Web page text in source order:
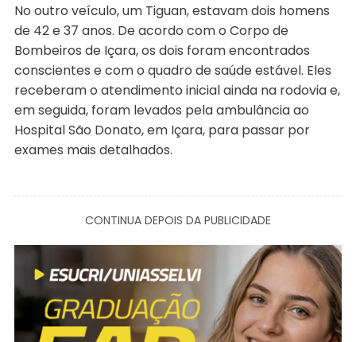
No outro veículo, um Tiguan, estavam dois homens
de 42 e 37 anos. De acordo com o Corpo de
Bombeiros de Içara, os dois foram encontrados
conscientes e com o quadro de saúde estável. Eles
receberam o atendimento inicial ainda na rodovia e,
em seguida, foram levados pela ambulância ao
Hospital São Donato, em Içara, para passar por
exames mais detalhados.
CONTINUA DEPOIS DA PUBLICIDADE